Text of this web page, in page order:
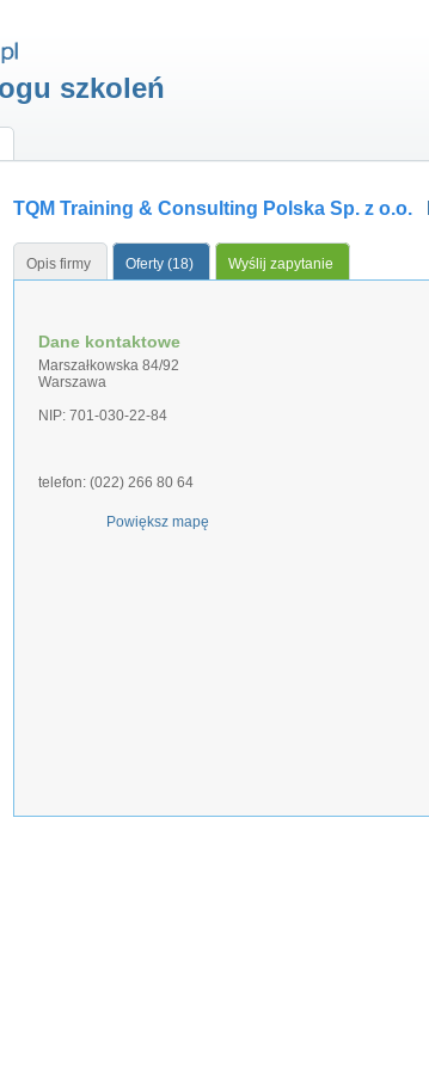
szkoleń
TQM Training & Consulting Polska Sp. z o.o.
Opis firmy Oferty (18) Wyślij zapytanie
Dane kontaktowe
Marszałkowska 84/92
Warszawa
NIP: 701-030-22-84
telefon: (022) 266 80 64
Powiększ mapę